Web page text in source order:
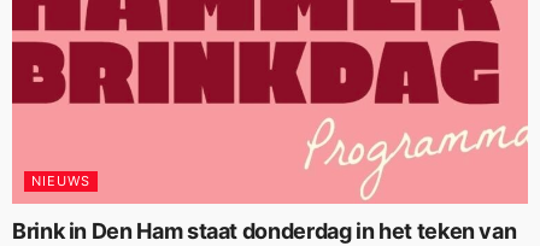
NIEUWS
Brink in Den Ham staat donderdag in het teken van